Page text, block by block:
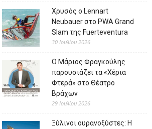
Χρυσός ο Lennart
Neubauer στο PWA Grand
Slam της Fuerteventura
30 Ιουλίου 2026
Ο Μάριος Φραγκούλης
παρουσιάζει τα «Χέρια
Φτερά» στο Θέατρο
Βράχων
29 Ιουλίου 2026
Ξύλινοι ουρανοξύστες: Η